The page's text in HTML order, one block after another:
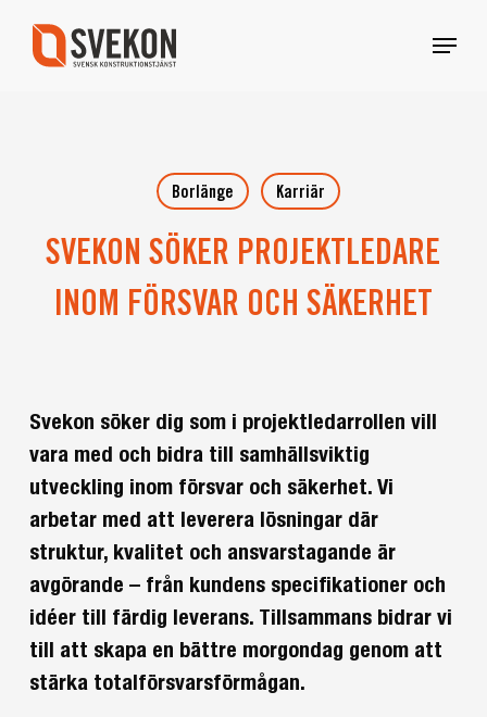
main
Menu
Borlänge Karriär
SVEKON SÖKER PROJEKTLEDARE
INOM FÖRSVAR OCH SÄKERHET
Svekon söker dig som i projektledarrollen vill
vara med och bidra till samhällsviktig
utveckling inom försvar och säkerhet. Vi
arbetar med att leverera lösningar där
struktur, kvalitet och ansvarstagande är
avgörande – från kundens specifikationer och
idéer till färdig leverans. Tillsammans bidrar vi
till att skapa en bättre morgondag genom att
stärka totalförsvarsförmågan.